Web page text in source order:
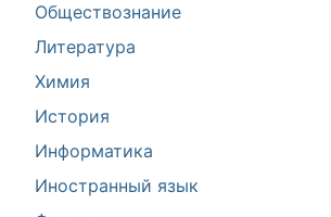
Обществознание
Литература
Химия
История
Информатика
Иностранный язык